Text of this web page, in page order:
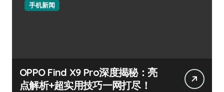
手机新闻
OPPO Find X9 Pro深度揭秘：亮
点解析+超实用技巧一网打尽！